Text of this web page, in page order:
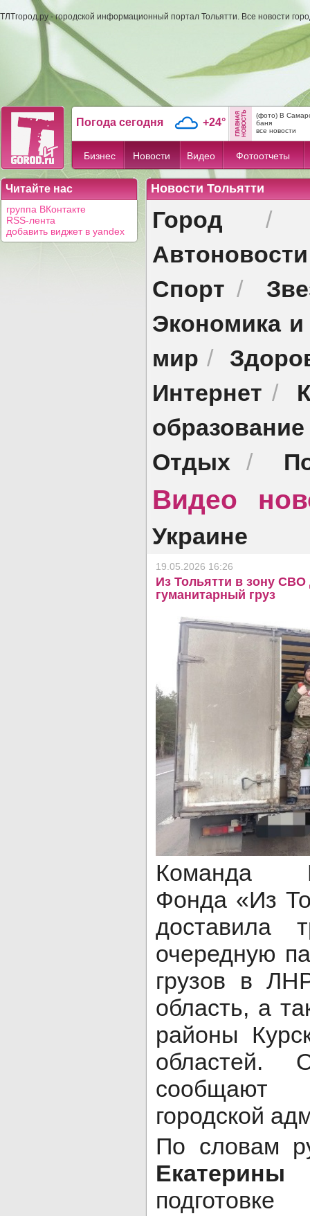
ТЛТгород.ру - городской информационный портал Тольятти. Все новости
Погода сегодня +24°
(фото) В
баня
все новости
Бизнес Новости Видео Фотоотчеты
Читайте нас
группа ВКонтакте
RSS-лента
добавить виджет в yandex
Новости Тольятти
Город
Автоновости
Спорт /
Экономика
мир /
Интернет /
образование
Отдых /
Видео
Украине
19.05.2026 16:26
Из Тольятти в зону
гуманитарный груз
Команда
Фонда «Из
доставила
очередную
грузов в
область, а
районы
областей.
сообщают
городской
По словам
Екатерины